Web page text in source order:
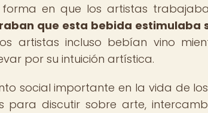
en que los artistas
que esta bebida estimulaba
artistas incluso bebían vino
por su intuición artística.
social importante en la vida de
para discutir sobre arte,